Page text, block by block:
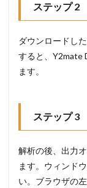
ステップ 2
ダウンロードし
すると、Y2mate
ます。
ステップ 3
解析の後、出力
ます。ウィンド
い。ブラウザの